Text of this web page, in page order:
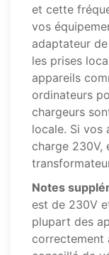
et cette
vos
adaptateur
les prises
appareils
ordinateurs
chargeurs
locale. Si vos
charge 230V,
Notes
est de 230V
plupart des
correctement